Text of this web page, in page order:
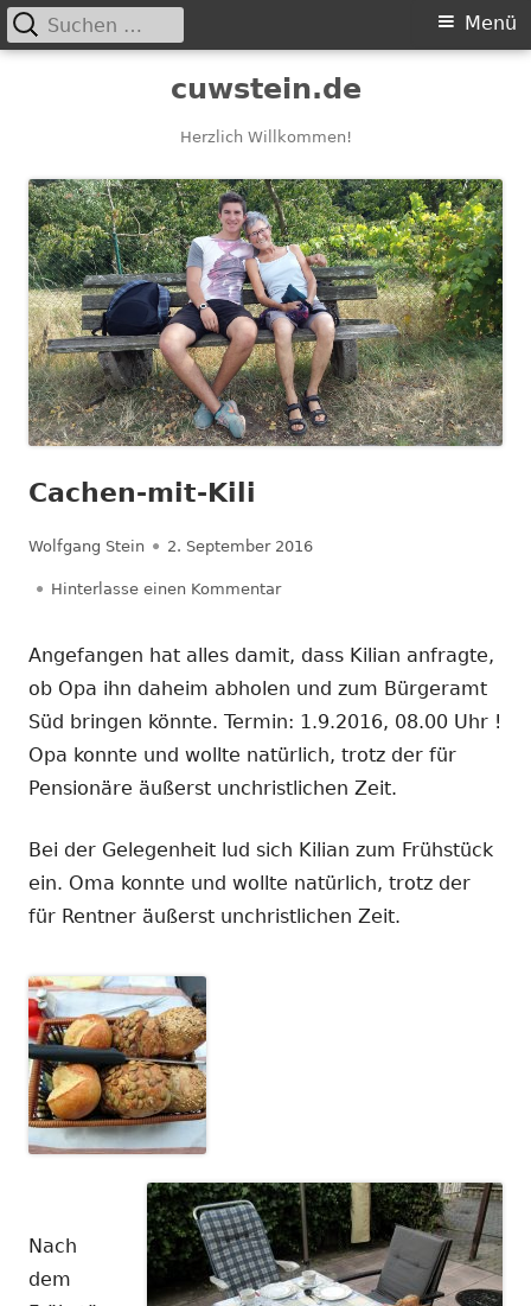
cuwstein.de
Herzlich Willkommen!
Primäres
Menü
Suchen
nach:
Cachen-mit-Kili
Autor
Wolfgang Stein Veröffentlicht
am
2. September 2016
Hinterlasse einen Kommentarzu Cachen-mit-Kili
Angefangen hat alles damit, dass Kilian anfragte,
ob Opa ihn daheim abholen und zum Bürgeramt
Süd bringen könnte. Termin: 1.9.2016, 08.00 Uhr !
Opa konnte und wollte natürlich, trotz der für
Pensionäre äußerst unchristlichen Zeit.
Bei der Gelegenheit lud sich Kilian zum Frühstück
ein. Oma konnte und wollte natürlich, trotz der
für Rentner äußerst unchristlichen Zeit.
Nach
dem